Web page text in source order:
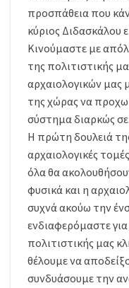
προσπάθεια που
κύριος Διδασκάλου
Κινούμαστε με
της πολιτιστικής
αρχαιολογικών μας
της χώρας να
σύστημα διαρκώς
Η πρώτη δουλειά
αρχαιολογικές
όλα θα
φυσικά και η
συχνά ακούω την
ενδιαφερόμαστε
πολιτιστικής μας
θέλουμε να
συνδυάσουμε την